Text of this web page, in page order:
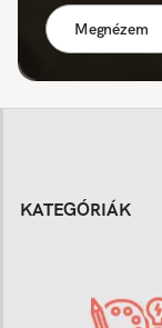
Megnézem
KATEGÓRIÁK